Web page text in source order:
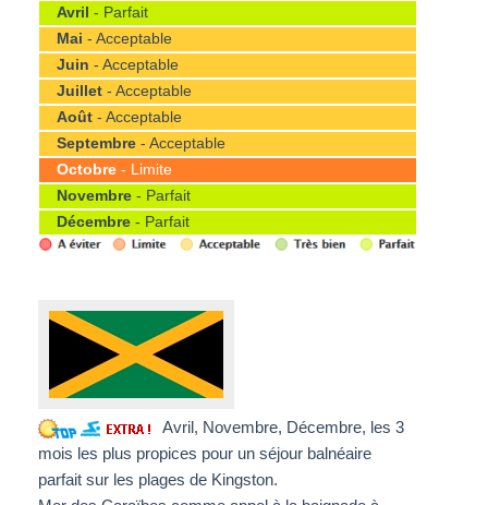
Avril - Parfait
Mai - Acceptable
Juin - Acceptable
Juillet - Acceptable
Août - Acceptable
Septembre - Acceptable
Octobre - Limite
Novembre - Parfait
Décembre - Parfait
Avril, Novembre, Décembre, les 3
mois les plus propices pour un séjour balnéaire
parfait sur les plages de Kingston.